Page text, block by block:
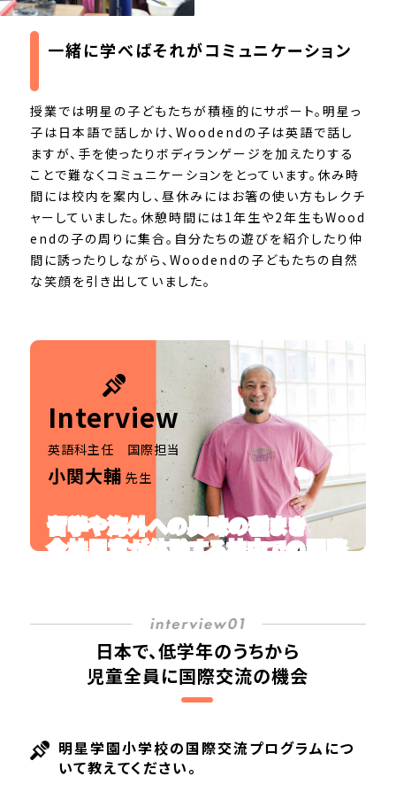
一緒に学べばそれがコミュニケーション
授業では明星の子どもたちが積極的にサポート。明星っ
子は日本語で話しかけ、Woodendの子は英語で話し
ますが、手を使ったりボディランゲージを加えたりする
ことで難なくコミュニケーションをとっています。休み時
間には校内を案内し、昼休みにはお箸の使い方もレクチ
ャーしていました。休憩時間には1年生や2年生もWood
endの子の周りに集合。自分たちの遊びを紹介したり仲
間に誘ったりしながら、Woodendの子どもたちの自然
な笑顔を引き出していました。
Interview
英語科主任 国際担当
小関大輔 先生
留学や海外への興味の種まき
全校児童が体験する校内での国際
日本で、低学年のうちから
児童全員に国際交流の機会
明星学園小学校の国際交流プログラムにつ
いて教えてください。